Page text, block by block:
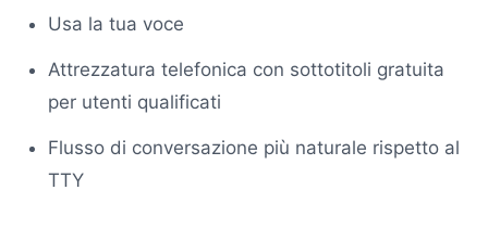
Usa la tua voce
Attrezzatura telefonica con sottotitoli gratuita
per utenti qualificati
Flusso di conversazione più naturale rispetto al
TTY